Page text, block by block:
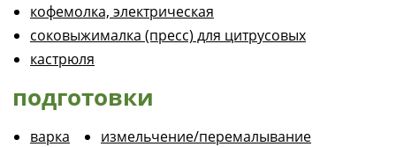
кофемолка, электрическая
соковыжималка (пресс) для цитрусовых
кастрюля
подготовки
варка
измельчение/перемалывание